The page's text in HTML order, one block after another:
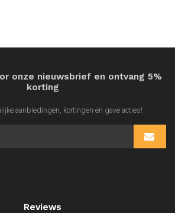
onze nieuwsbrief en ontvang 5%
korting
aanbiedingen, kortingen en gave acties!
Reviews